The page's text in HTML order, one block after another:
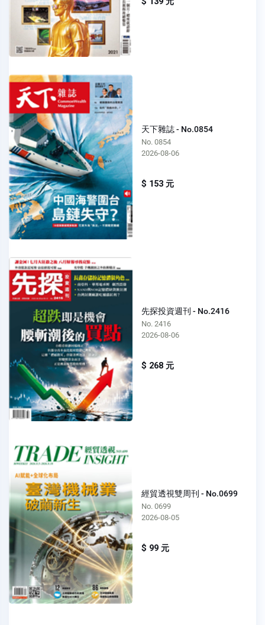
天下雜誌 - No.0854
No. 0854
2026-08-06
$ 153 元
先探投資週刊 - No.2416
No. 2416
2026-08-06
$ 268 元
經貿透視雙周刊 - No.0699
No. 0699
2026-08-05
$ 99 元